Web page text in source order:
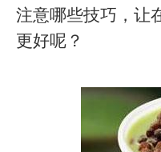
注意哪些技巧，让
更好呢？